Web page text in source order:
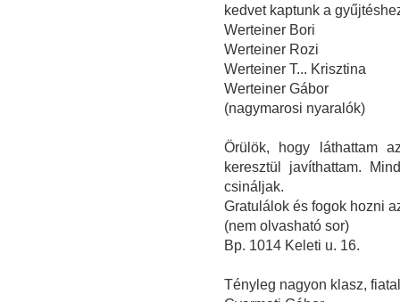
kedvet kaptunk a
Werteiner Bori
Werteiner Rozi
Werteiner T... Krisztina
Werteiner Gábor
(nagymarosi nyaralók)
Örülök, hogy láthattam
keresztül javíthattam.
csináljak.
Gratulálok és fogok hozni
(nem olvasható sor)
Bp. 1014 Keleti u. 16.
Tényleg nagyon klasz,